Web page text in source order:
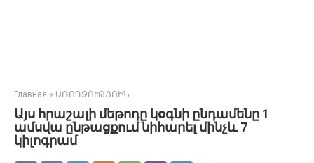
Главная » ԱՌՈՂՋՈՒԹՅՈԻՆ
Այս հրաշալի մեթոդը կօգնի ընդամենը 1
ամսվա ընթացքում նիհարել մինչև 7
կիլոգրամ